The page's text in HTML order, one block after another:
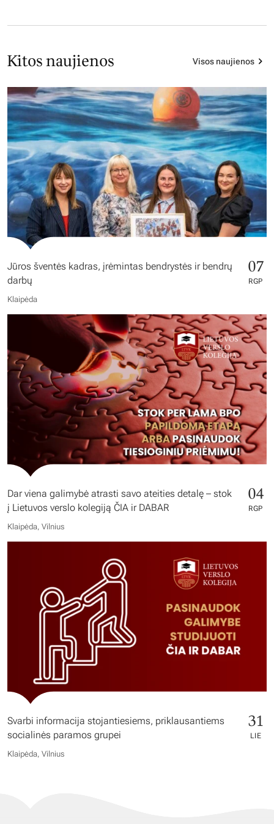
Kitos naujienos Visos naujienos
Jūros šventės kadras, įrėmintas bendrystės ir bendrų
darbų
07
RGP
Klaipėda
Dar viena galimybė atrasti savo ateities detalę – stok
į Lietuvos verslo kolegiją ČIA ir DABAR
04
RGP
Klaipėda, Vilnius
Svarbi informacija stojantiesiems, priklausantiems
socialinės paramos grupei
31
LIE
Klaipėda, Vilnius